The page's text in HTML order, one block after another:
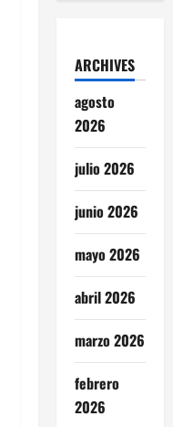
ARCHIVES
agosto
2026
julio 2026
junio 2026
mayo 2026
abril 2026
marzo 2026
febrero
2026